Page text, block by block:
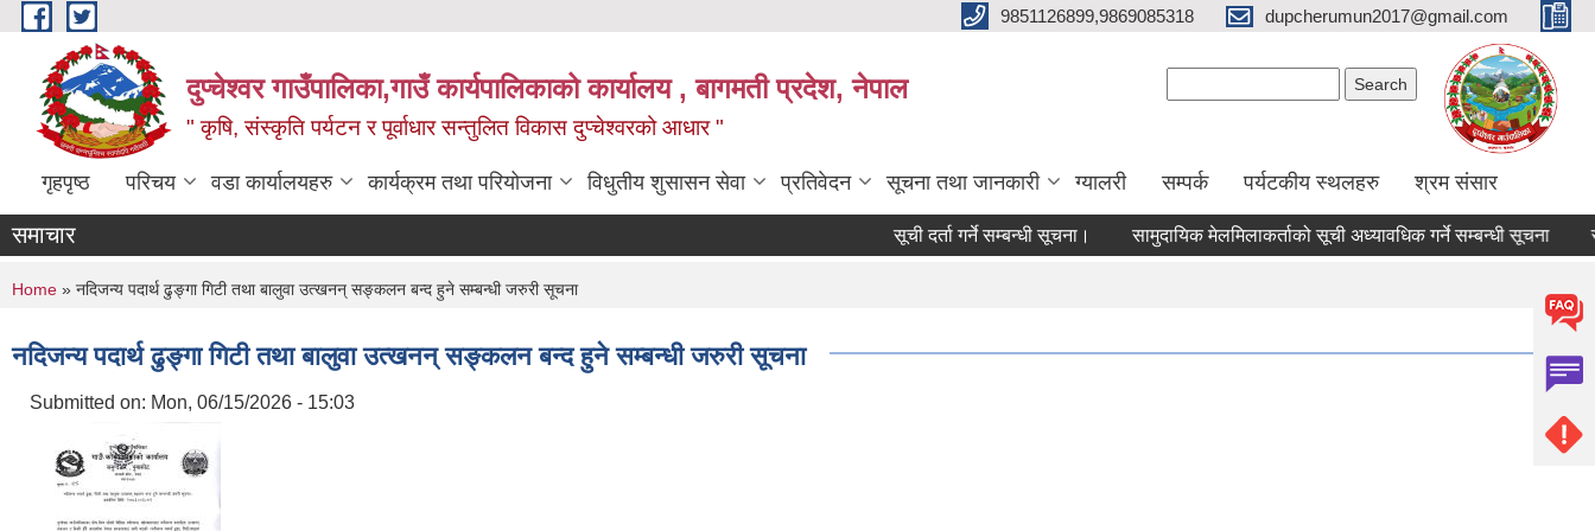
Skip to main content 9851126899,9869085318 dupcherumun2017@gmail.com
दुप्चेश्वर गाउँपालिका,गाउँ कार्यपालिकाको कार्यालय , बागमती प्रदेश, नेपाल
" कृषि, संस्कृति पर्यटन र पूर्वाधार सन्तुलित विकास दुप्चेश्वरको आधार "
गृहपृष्ठ परिचय वडा कार्यालयहरु कार्यक्रम तथा परियोजना विधुतीय शुसासन सेवा प्रतिवेदन सूचना तथा जानकारी ग्यालरी सम्पर्क पर्यटकीय स्थलहरु श्रम संसार
समाचार सूची दर्ता गर्ने सम्बन्धी सूचना। सामुदायिक मेलमिलाकर्ताको सूची अध्यावधिक गर्ने सम्बन्धी सूचना
You are here
Home » नदिजन्य पदार्थ ढुङ्गा गिटी तथा बालुवा उत्खनन् सङ्कलन बन्द हुने सम्बन्धी जरुरी सूचना
नदिजन्य पदार्थ ढुङ्गा गिटी तथा बालुवा उत्खनन् सङ्कलन बन्द हुने सम्बन्धी जरुरी सूचना
Submitted on: Mon, 06/15/2026 - 15:03